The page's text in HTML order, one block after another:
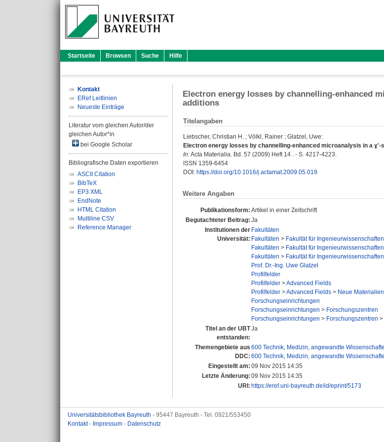
Startseite Browsen Suche Hilfe
Kontakt
ERef Leitlinien
Neueste Einträge
Literatur vom gleichen Autor/der
gleichen Autor*in
bei Google Scholar
Bibliografische Daten exportieren
ASCII Citation
BibTeX
EP3 XML
EndNote
HTML Citation
Multiline CSV
Reference Manager
Electron energy losses by channelling-enhanced
additions
Titelangaben
Liebscher, Christian H. ; Völkl, Rainer ; Glatzel, Uwe:
Electron energy losses by channelling-enhanced microanalysis in a
In:Acta Materialia. Bd. 57 (2009) Heft 14 . - S. 4217-4223.
ISSN 1359-6454
DOI: https://doi.org/10.1016/j.actamat.2009.05.019
Weitere Angaben
Publikationsform: Artikel in einer Zeitschrift
Begutachteter Beitrag: Ja
Institutionen der
Universität:
Fakultäten
Fakultäten > Fakultät für Ingenieurwissenschaften
Fakultäten > Fakultät für Ingenieurwissenschaften
Fakultäten > Fakultät für Ingenieurwissenschaften
Prof. Dr.-Ing. Uwe Glatzel
Profilfelder
Profilfelder >Advanced Fields
Profilfelder >Advanced Fields > Neue Materialien
Forschungseinrichtungen
Forschungseinrichtungen > Forschungszentren
Forschungseinrichtungen > Forschungszentren >
Titel an der UBT
entstanden:
Ja
Themengebiete aus
DDC:
600 Technik, Medizin, angewandte
600 Technik, Medizin, angewandte
Eingestellt am: 09 Nov 2015 14:35
Letzte Änderung: 09 Nov 2015 14:35
URI: https://eref.uni-bayreuth.de/id/eprint/5173
Universitätsbibliothek Bayreuth - 95447 Bayreuth - Tel. 0921/553450
Kontakt- Impressum - Datenschutz